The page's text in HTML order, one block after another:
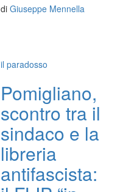
di Giuseppe Mennella
il paradosso
Pomigliano,
scontro tra il
sindaco e la
libreria
antifascista: